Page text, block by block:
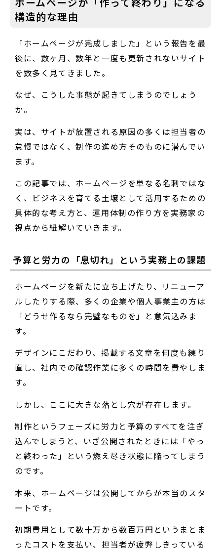
構造的な理由
「ホームページが完成しました」という報告を最
後に、数ヶ月、数年と一度も更新されないサイト
を数多く見てきました。
なぜ、こうした事態が起きてしまうのでしょう
か。
実は、サイトが放置される原因の多くは担当者の
怠慢ではなく、制作の進め方そのものに潜んでい
ます。
この記事では、ホームページを単なる名刺ではな
く、ビジネスを育てる土壌として活用するための
具体的な考え方と、運用体制の作り方を実務家の
視点から紐解いていきます。
予算と労力の「息切れ」という実務上の課題
ホームページを新たに立ち上げたり、リニューア
ルしたりする際、多くの企業や個人事業主の方は
「どうせ作るなら完璧なものを」と意気込みま
す。
デザインにこだわり、掲載する文章を何度も練り
直し、社内での確認作業に多くの時間を費やしま
す。
しかし、ここに大きな落とし穴が存在します。
制作というフェーズに労力と予算のすべてを注ぎ
込んでしまうと、いざ公開されたときには「やっ
と終わった」という燃え尽き状態に陥ってしまう
のです。
本来、ホームページは公開してからが本当のスタ
ートです。
初期費用として数十万から数百万円というまとま
ったコストを支払い、担当者が疲弊しきっている